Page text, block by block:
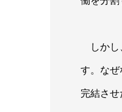
しかし
す。な
完結さ